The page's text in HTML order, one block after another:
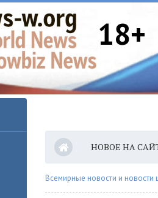
18+
НОВОЕ НА
Всемирные новости и